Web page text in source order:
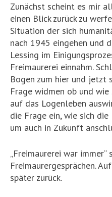
Zunächst scheint es mir
einen Blick zurück zu
Situation der sich
nach 1945 eingehen und
Lessing im
Freimaurerei einnahm.
Bogen zum hier und jetzt
Frage widmen ob und
auf das Logenleben
die Frage ein, wie sich
um auch in Zukunft
„Freimaurerei war
Freimaurergesprächen.
später zurück.